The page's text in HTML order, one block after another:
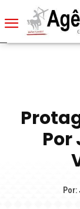
Por
Por: